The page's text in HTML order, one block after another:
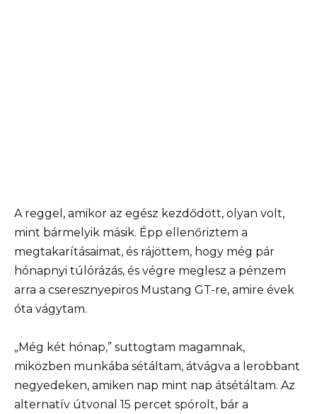
A reggel, amikor az egész kezdődött, olyan volt,
mint bármelyik másik. Épp ellenőriztem a
megtakarításaimat, és rájöttem, hogy még pár
hónapnyi túlórázás, és végre meglesz a pénzem
arra a cseresznyepiros Mustang GT-re, amire évek
óta vágytam.
„Még két hónap,” suttogtam magamnak,
miközben munkába sétáltam, átvágva a lerobbant
negyedeken, amiken nap mint nap átsétáltam. Az
alternatív útvonal 15 percet spórolt, bár a